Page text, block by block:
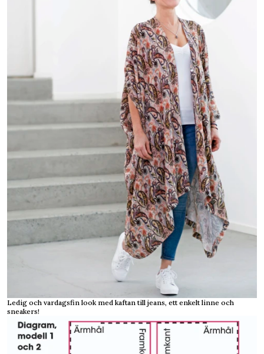
Ledig och vardagsfin look med kaftan till jeans, ett enkelt linne och
sneakers!